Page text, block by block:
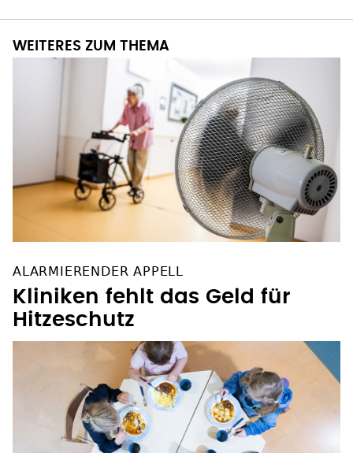
WEITERES ZUM THEMA
ALARMIERENDER APPELL
Kliniken fehlt das Geld für
Hitzeschutz